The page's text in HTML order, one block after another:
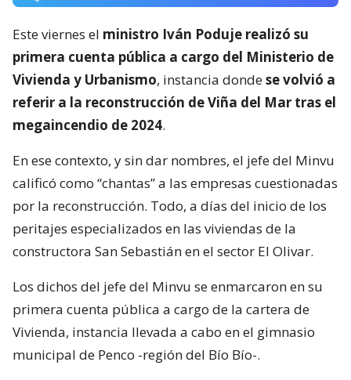
Este viernes el ministro Iván Poduje realizó su
primera cuenta pública a cargo del Ministerio de
Vivienda y Urbanismo, instancia dondese volvió a
referir a la reconstrucción de Viña del Mar tras el
megaincendio de 2024.
En ese contexto, y sin dar nombres, el jefe del Minvu
calificó como “chantas” a las empresas cuestionadas
por la reconstrucción. Todo, a días del inicio de los
peritajes especializados en las viviendas de la
constructora San Sebastián en el sector El Olivar.
Los dichos del jefe del Minvu se enmarcaron en su
primera cuenta pública a cargo de la cartera de
Vivienda, instancia llevada a cabo en el gimnasio
municipal de Penco -región del Bío Bío-.